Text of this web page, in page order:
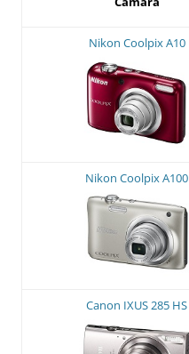
Nikon Coolpix A10
Nikon Coolpix A100
Canon IXUS 285 HS